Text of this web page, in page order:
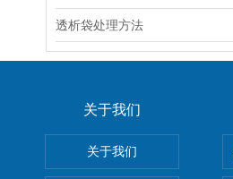
透析袋处理方法
关于我们
关于我们